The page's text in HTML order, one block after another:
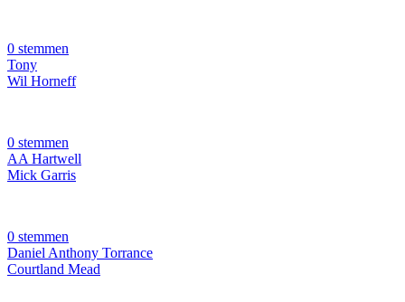
0 stemmen
Tony
Wil Horneff
0 stemmen
AA Hartwell
Mick Garris
0 stemmen
Daniel Anthony Torrance
Courtland Mead